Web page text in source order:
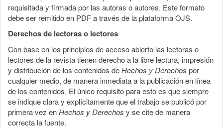
requisitada y firmada por las autoras o autores. Este formato
debe ser remitido en PDF a través de la plataforma OJS.
Derechos de lectoras o lectores
Con base en los principios de acceso abierto las lectoras o
lectores de la revista tienen derecho a la libre lectura, impresión
y distribución de los contenidos deHechos y Derechos por
cualquier medio, de manera inmediata a la publicación en línea
de los contenidos. El único requisito para esto es que siempre
se indique clara y explícitamente que el trabajo se publicó por
primera vez enHechos y Derechos y se cite de manera
correcta la fuente.